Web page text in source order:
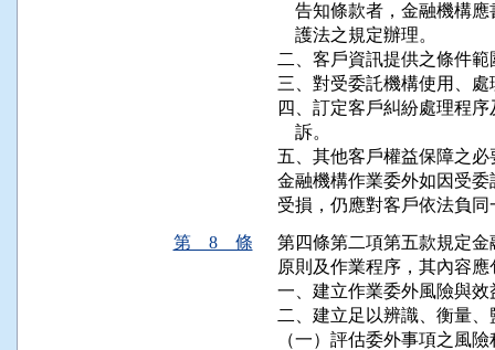
告知條款者，金融機構
    護法之規定辦理。
二、客戶資訊提供之條件
三、對受委託機構使用、
四、訂定客戶糾紛處理程
    訴。
五、其他客戶權益保障之必
金融機構作業委外如因受
受損，仍應對客戶依法負同
第 8 條
第四條第二項第五款規定
原則及作業程序，其內容應
一、建立作業委外風險與
二、建立足以辨識、衡量
（一）評估委外事項之風